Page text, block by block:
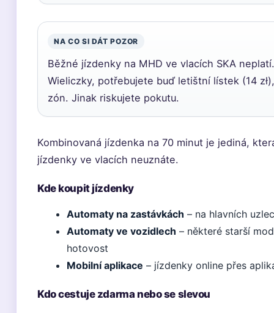
NA CO SI DÁT POZOR
Běžné jízdenky na MHD ve vlacích SKA
Wieliczky, potřebujete buď letištní lístek (14
zón. Jinak riskujete pokutu.
Kombinovaná jízdenka na 70 minut je jediná,
jízdenky ve vlacích neuznáte.
Kde koupit jízdenky
Automaty na zastávkách – na hlavních
Automaty ve vozidlech – některé starší
hotovost
Mobilní aplikace – jízdenky online přes
Kdo cestuje zdarma nebo se slevou